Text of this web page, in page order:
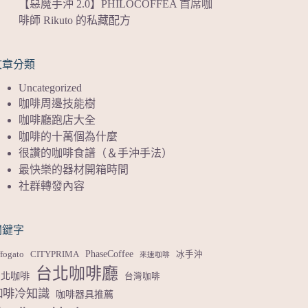
【惡魔手沖 2.0】PHILOCOFFEA 首席咖
啡師 Rikuto 的私藏配方
分類
Uncategorized
咖啡周邊技能樹
咖啡廳跑店大全
咖啡的十萬個為什麼
很讚的咖啡食譜（＆手沖手法）
最快樂的器材開箱時間
社群轉發內容
字
CITYPRIMA PhaseCoffee 來速咖啡 冰手沖
咖啡 台北咖啡廳 台灣咖啡
啡冷知識 咖啡器具推薦